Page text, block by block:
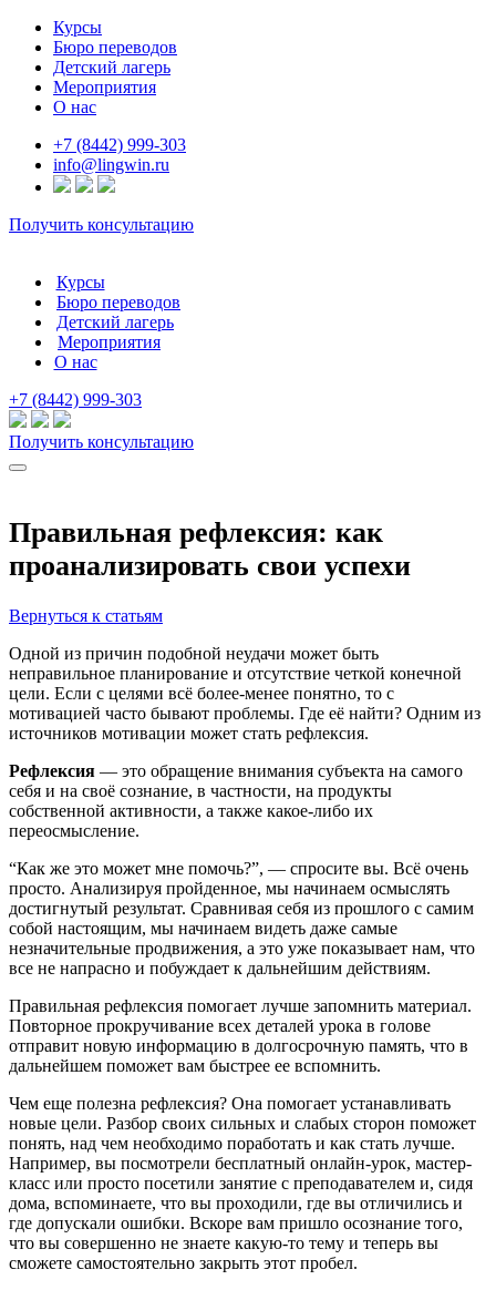
Курсы
О курсах
Онлайн-курсы
Онлайн-тесты на уровень
Английский
Испанский
Итальянский
Французский
Профориентация для школьников
Бюро переводов
Детский лагерь
О лагере
Расписание смен
Весенний языковой лагерь
Летний языковой лагерь
Осенний языковой лагерь
Новости и статьи
Мероприятия
О нас
Новости и статьи
Контакты
+7 (8442) 999-303
info@lingwin.ru
Получить консультацию
Курсы
Бюро переводов
Детский лагерь
Мероприятия
О нас
+7 (8442) 999-303
Получить консультацию
Правильная рефлексия: как
проанализировать свои успехи
Вернуться к статьям
Одной из причин подобной неудачи может быть
неправильное планирование и отсутствие четкой конечной
цели. Если с целями всё более-менее понятно, то с
мотивацией часто бывают проблемы. Где её найти? Одним из
источников мотивации может стать рефлексия.
Рефлексия — это обращение внимания субъекта на самого
себя и на своё сознание, в частности, на продукты
собственной активности, а также какое-либо их
переосмысление.
“Как же это может мне помочь?”, — спросите вы. Всё очень
просто. Анализируя пройденное, мы начинаем осмыслять
достигнутый результат. Сравнивая себя из прошлого с самим
собой настоящим, мы начинаем видеть даже самые
незначительные продвижения, а это уже показывает нам, что
все не напрасно и побуждает к дальнейшим действиям.
Правильная рефлексия помогает лучше запомнить материал.
Повторное прокручивание всех деталей урока в голове
отправит новую информацию в долгосрочную память, что в
дальнейшем поможет вам быстрее ее вспомнить.
Чем еще полезна рефлексия? Она помогает устанавливать
новые цели. Разбор своих сильных и слабых сторон поможет
понять, над чем необходимо поработать и как стать лучше.
Например, вы посмотрели бесплатный онлайн-урок, мастер-
класс или просто посетили занятие с преподавателем и, сидя
дома, вспоминаете, что вы проходили, где вы отличились и
где допускали ошибки. Вскоре вам пришло осознание того,
что вы совершенно не знаете какую-то тему и теперь вы
сможете самостоятельно закрыть этот пробел.